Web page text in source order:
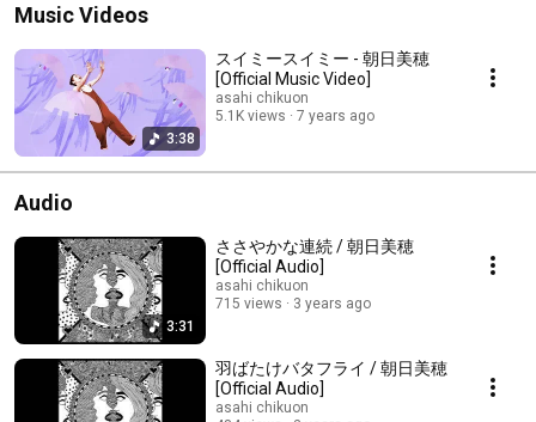
Music Videos
3:38
スイミースイミー - 朝日美穂
[Official Music Video]
asahi chikuon
5.1K views
7 years ago
Audio
3:31
ささやかな連続 / 朝日美穂
[Official Audio]
asahi chikuon
715 views
3 years ago
羽ばたけバタフライ / 朝日美穂
[Official Audio]
asahi chikuon